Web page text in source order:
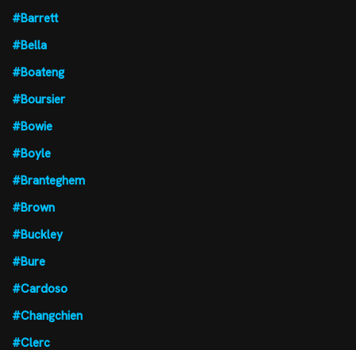
#Barrett
#Bella
#Boateng
#Boursier
#Bowie
#Boyle
#Branteghem
#Brown
#Buckley
#Bure
#Cardoso
#Changchien
#Clerc